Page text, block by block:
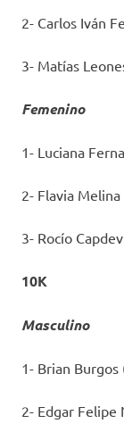
2- Carlos Iván
3- Matías
Femenino
1- Luciana
2- Flavia
3- Rocío
10K
Masculino
1- Brian Burgos
2- Edgar Felipe